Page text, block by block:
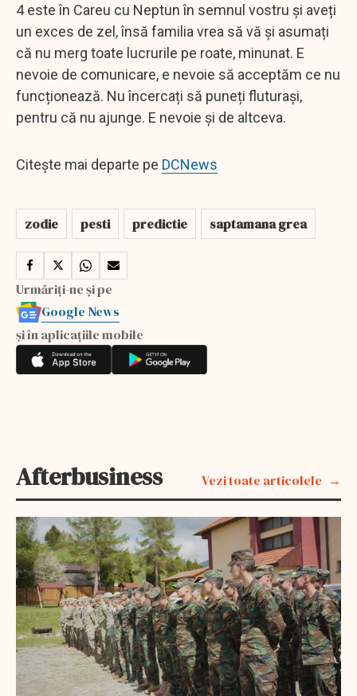
4 este în Careu cu Neptun în semnul vostru și aveți
un exces de zel, însă familia vrea să vă și asumați
că nu merg toate lucrurile pe roate, minunat. E
nevoie de comunicare, e nevoie să acceptăm ce nu
funcționează. Nu încercați să puneți fluturași,
pentru că nu ajunge. E nevoie și de altceva.
Citește mai departe pe DCNews
zodie pesti predictie saptamana grea
Urmăriți-ne și pe
Google News
și în aplicațiile mobile
Afterbusiness Vezi toate articolele